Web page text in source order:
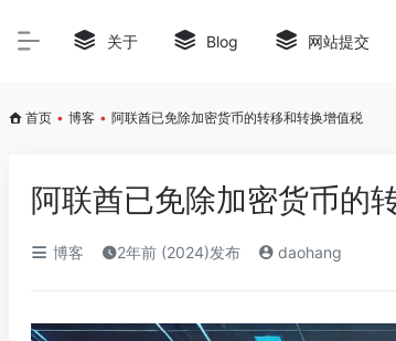
关于 Blog 网站提交
首页 • 博客 • 阿联酋已免除加密货币的转移和转换增值税
阿联酋已免除加密货币的
博客 2年前 (2024)发布 daohang